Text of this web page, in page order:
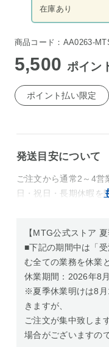
在庫あり
商品コード：AA0263-
5,500 ポイン
ポイント払い限定
発送目安について
ご注文から通常2～4営
日・祝日・長期休暇を
【MTG公式ストア
■下記の期間中は「
む全ての業務を休業
休業期間：2026年8
※夏季休業明けは8
きますが、
ご注文が集中致しま
場合がございますの